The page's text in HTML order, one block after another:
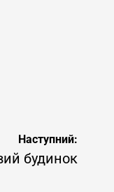
Наступний:
будинок